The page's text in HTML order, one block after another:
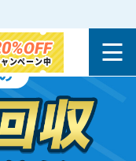
OFF
ンペーン中